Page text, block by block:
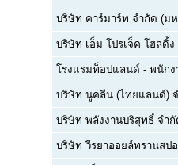
บริษัท คาร์มาร์ท จำกัด (ม
บริษัท เอ็ม โปรเจ็ค โฮลดิ้ง
โรงแรมท็อปแลนด์ - พนักง
บริษัท นูคลีน (ไทยแลนด์)
บริษัท พลังงานบริสุทธิ์ จำ
บริษัท วีรยาออยล์ทรานสป